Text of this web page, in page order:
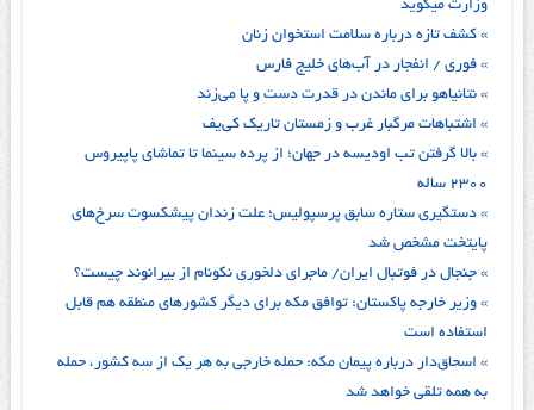
وزارت میگوید
» کشف تازه درباره سلامت استخوان زنان
» فوری / انفجار در آب‌های خلیج فارس
» نتانیاهو برای ماندن در قدرت دست و پا می‌زند
» اشتباهات مرگبار غرب و زمستان تاریک کی‌یف
» بالا گرفتن تب اودیسه در جهان؛ از پرده سینما تا تماشای پاپیروس
۲۳۰۰ ساله
» دستگیری ستاره سابق پرسپولیس؛ علت زندان پیشکسوت سرخ‌های
پایتخت مشخص شد
» جنجال در فوتبال ایران/ ماجرای دلخوری نکونام از بیرانوند چیست؟
» وزیر خارجه پاکستان: توافق مکه برای دیگر کشورهای منطقه هم قابل
استفاده است
» اسحاق‌دار درباره پیمان مکه: حمله خارجی به هر یک از سه کشور، حمله
به همه تلقی خواهد شد